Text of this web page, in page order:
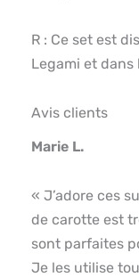
R : Ce set est
Legami et
Avis clients
Marie L.
« J’adore ces
de carotte est
sont parfaites
Je les utilise